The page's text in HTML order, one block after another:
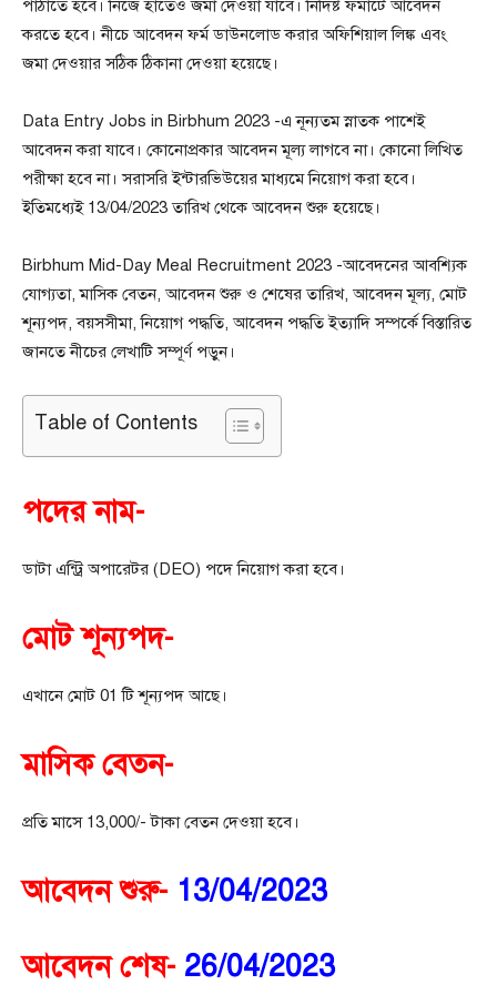
পাঠাতে হবে। নিজে হাতেও জমা দেওয়া যাবে। নির্দিষ্ট ফর্মাটে আবেদন
করতে হবে। নীচে আবেদন ফর্ম ডাউনলোড করার অফিশিয়াল লিঙ্ক এবং
জমা দেওয়ার সঠিক ঠিকানা দেওয়া হয়েছে।
Data Entry Jobs in Birbhum 2023 -এ নূন্যতম স্নাতক পাশেই
আবেদন করা যাবে। কোনোপ্রকার আবেদন মূল্য লাগবে না। কোনো লিখিত
পরীক্ষা হবে না। সরাসরি ইন্টারভিউয়ের মাধ্যমে নিয়োগ করা হবে।
ইতিমধ্যেই 13/04/2023 তারিখ থেকে আবেদন শুরু হয়েছে।
Birbhum Mid-Day Meal Recruitment 2023 -আবেদনের আবশ্যিক
যোগ্যতা, মাসিক বেতন, আবেদন শুরু ও শেষের তারিখ, আবেদন মূল্য, মোট
শূন্যপদ, বয়সসীমা, নিয়োগ পদ্ধতি, আবেদন পদ্ধতি ইত্যাদি সম্পর্কে বিস্তারিত
জানতে নীচের লেখাটি সম্পূর্ণ পড়ুন।
Table of Contents
পদের নাম-
ডাটা এন্ট্রি অপারেটর (DEO) পদে নিয়োগ করা হবে।
মোট শূন্যপদ-
এখানে মোট 01 টি শূন্যপদ আছে।
মাসিক বেতন-
প্রতি মাসে 13,000/- টাকা বেতন দেওয়া হবে।
আবেদন শুরু- 13/04/2023
আবেদন শেষ- 26/04/2023